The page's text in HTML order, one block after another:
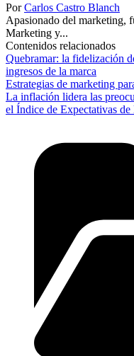
PorCarlos Castro Blanch
Apasionado del marketing,
Marketing y...
Contenidos relacionados
Quebramar: la fidelización
ingresos de la marca
Estrategias de marketing
La inflación lidera las
el Índice de Expectativas